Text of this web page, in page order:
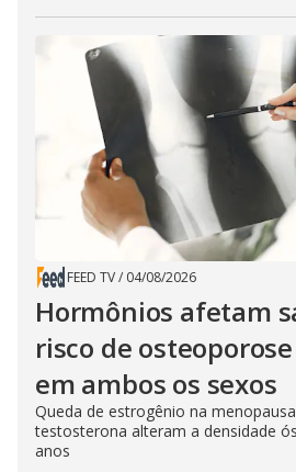
FEED TV/ 04/08/2026
Hormônios afetam
risco de
em ambos os sexos
Queda de estrogênio na
testosterona alteram a densidade
anos